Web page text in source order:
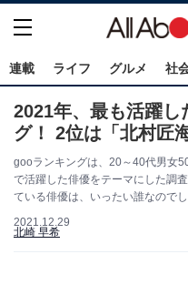
連載 ライフ グルメ 社
2021年、最も活躍し
グ！ 2位は「北村匠
gooランキングは、20～40代男女
で活躍した俳優をテーマにした調
ている俳優は、いったい誰なので
2021.12.29
北崎 早希